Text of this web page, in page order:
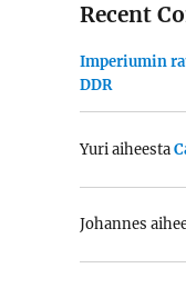
Recent
Imperiumin
DDR
Yuriaiheesta
Johannes